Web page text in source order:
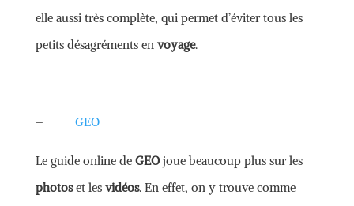
elle aussi très complète, qui permet d’éviter tous les
petits désagréments en voyage.
– GEO
Le guide online de GEOjoue beaucoup plus sur les
photoset les vidéos. En effet, on y trouve comme